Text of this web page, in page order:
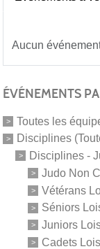
Aucun
ÉVÉNEMENTS
Toutes les
Disciplines
Disciplines -
Judo Non
Vétérans
Séniors
Juniors
Cadets